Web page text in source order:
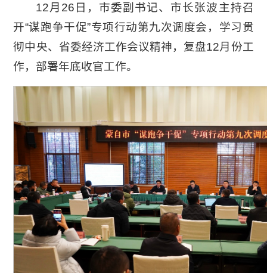
12月26日，市委副书记、市长张波主持召
开“谋跑争干促”专项行动第九次调度会，学习贯
彻中央、省委经济工作会议精神，复盘12月份工
作，部署年底收官工作。